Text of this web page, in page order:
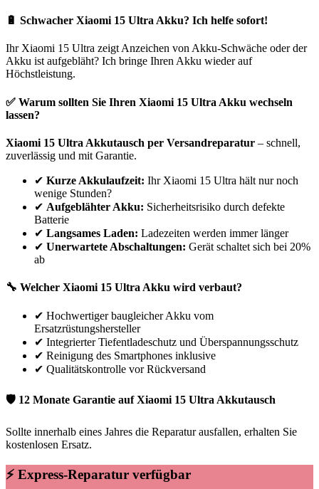
🔋 Schwacher Xiaomi 15 Ultra Akku? Ich helfe sofort!
Ihr Xiaomi 15 Ultra zeigt Anzeichen von Akku-Schwäche oder der
Akku ist aufgebläht? Ich bringe Ihren Akku wieder auf
Höchstleistung.
✅ Warum sollten Sie Ihren Xiaomi 15 Ultra Akku wechseln
lassen?
Xiaomi 15 Ultra Akkutausch per Versandreparatur – schnell,
zuverlässig und mit Garantie.
✔ Kurze Akkulaufzeit: Ihr Xiaomi 15 Ultra hält nur noch
wenige Stunden?
✔ Aufgeblähter Akku: Sicherheitsrisiko durch defekte
Batterie
✔ Langsames Laden: Ladezeiten werden immer länger
✔ Unerwartete Abschaltungen: Gerät schaltet sich bei 20%
ab
🔧 Welcher Xiaomi 15 Ultra Akku wird verbaut?
✔ Hochwertiger baugleicher Akku vom
Ersatzrüstungshersteller
✔ Integrierter Tiefentladeschutz und Überspannungsschutz
✔ Reinigung des Smartphones inklusive
✔ Qualitätskontrolle vor Rückversand
🛡 12 Monate Garantie aufXiaomi 15 Ultra Akkutausch
Sollte innerhalb eines Jahres die Reparatur ausfallen, erhalten Sie
kostenlosen Ersatz.
⚡ Express-Reparatur verfügbar